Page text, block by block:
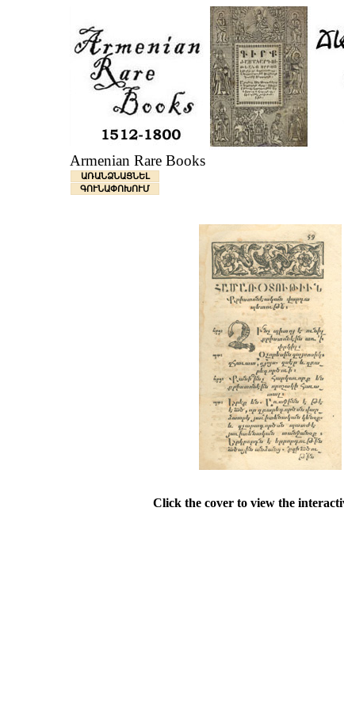
Armenian Rare Books
ԱՌԱՆՁՆԱՑՆԵԼ
ԳՈՒՆԱՓՈԽՈՒՄ
Click the cover to view the